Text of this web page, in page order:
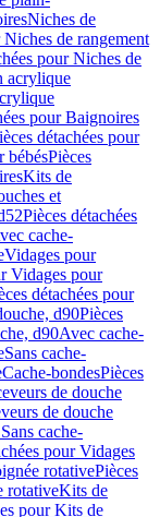
Niches de
Niches de rangement
pour Niches de
acrylique
pour Baignoires
détachées pour
bébésPièces
Kits de
et
Pièces détachées
cache-
Vidages pour
Vidages pour
détachées pour
d90Pièces
d90Avec cache-
Sans cache-
Cache-bondesPièces
de douche
de douche
cache-
pour Vidages
rotativePièces
rotativeKits de
pour Kits de